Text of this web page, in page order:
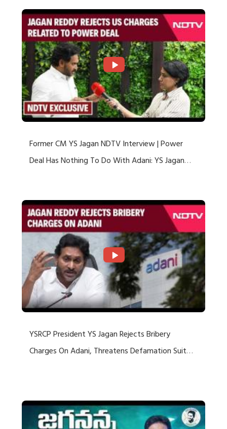
Former CM YS Jagan NDTV Interview | Power
Deal Has Nothing To Do With Adani: YS Jagan
YSRCP President YS Jagan Rejects Bribery
Charges On Adani, Threatens Defamation Suit